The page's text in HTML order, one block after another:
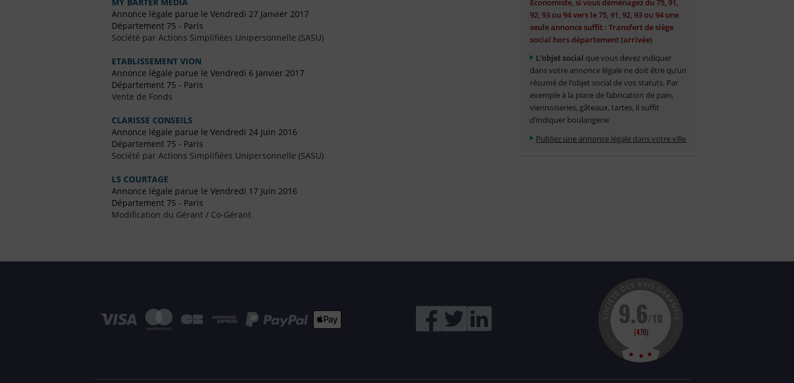
Annonce légale parue le Vendredi 27 Janvier 2017
Département 75 - Paris
Société par Actions Simplifiées Unipersonnelle (SASU)
ETABLISSEMENT VION
Annonce légale parue le Vendredi 6 Janvier 2017
Département 75 - Paris
Vente de Fonds
CLARISSE CONSEILS
Annonce légale parue le Vendredi 24 Juin 2016
Département 75 - Paris
Société par Actions Simplifiées Unipersonnelle (SASU)
LS COURTAGE
Annonce légale parue le Vendredi 17 Juin 2016
Département 75 - Paris
Modification du Gérant / Co-Gérant
Economiste, si vous déménagez du 75, 91,
92, 93 ou 94 vers le 75, 91, 92, 93 ou 94 une
seule annonce suffit : Transfert de siège
social hors département (arrivée)
L’objet social que vous devez indiquer
dans votre annonce légale ne doit être qu’un
résumé de l’objet social de vos statuts. Par
exemple à la place de fabrication de pain,
viennoiseries, gâteaux, tartes, il suffit
d’indiquer boulangerie
Publiez une annonce légale dans votre ville